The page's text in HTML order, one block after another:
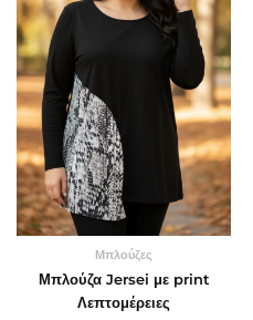
Μπλούζες
Μπλούζα Jersei με print
Λεπτομέρειες